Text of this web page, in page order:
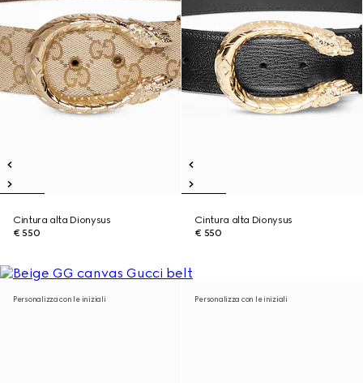
Cintura alta Dionysus
€ 550
Cintura alta Dionysus
€ 550
Personalizza con le iniziali Personalizza con le iniziali